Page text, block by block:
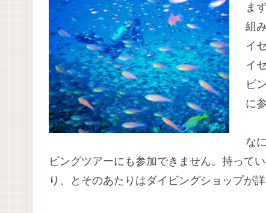
ま
組
イ
イ
ビ
に
な
ビングツアーにも参加できません。持って
り、とそのあたりはダイビングショップが